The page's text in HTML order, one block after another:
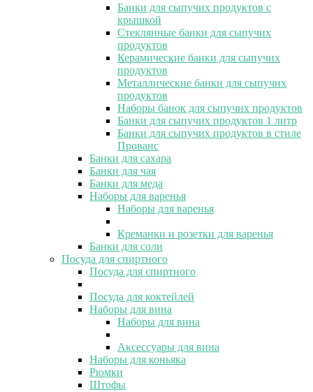
Банки для сыпучих продуктов с
крышкой
Стеклянные банки для сыпучих
продуктов
Керамические банки для сыпучих
продуктов
Металлические банки для сыпучих
продуктов
Наборы банок для сыпучих продуктов
Банки для сыпучих продуктов 1 литр
Банки для сыпучих продуктов в стиле
Прованс
Банки для сахара
Банки для чая
Банки для меда
Наборы для варенья
Наборы для варенья
Креманки и розетки для варенья
Банки для соли
Посуда для спиртного
Посуда для спиртного
Посуда для коктейлей
Наборы для вина
Наборы для вина
Аксессуары для вина
Наборы для коньяка
Рюмки
Штофы